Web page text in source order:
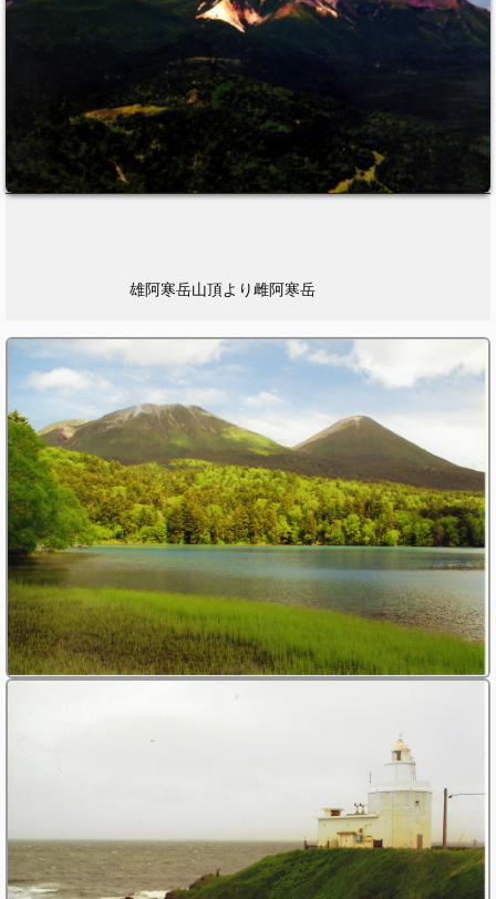
雄阿寒岳山頂より雌阿寒岳